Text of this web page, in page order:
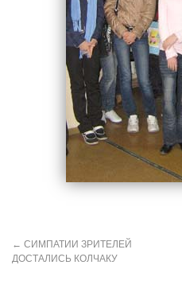
← СИМПАТИИ ЗРИТЕЛЕЙ
ДОСТАЛИСЬ КОЛЧАКУ